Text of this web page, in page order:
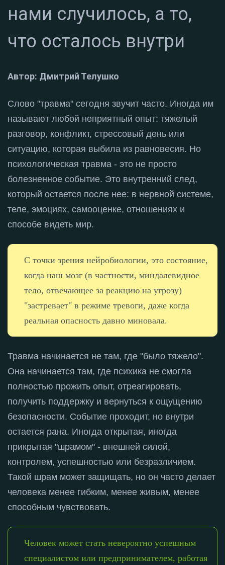
нами случилось, а то,
что осталось внутри
Автор: Дмитрий Телушко
Слово "травма" сегодня звучит часто. Иногда им
называют любой неприятный опыт: тяжелый
разговор, конфликт, стрессовый день или
ситуацию, которая выбила из равновесия. Но
психологическая травма - это не просто
болезненное событие. Это внутренний след,
который остается после нее: в нервной системе,
теле, эмоциях, самооценке, отношениях и
способе видеть мир.
С точки зрения нейробиологии, это состояние,
когда наш мозг (в частности, миндалевидное
тело, отвечающее за реакцию на угрозу)
"застревает" в режиме тревоги, даже когда
реальная опасность давно миновала.
Травма начинается не там, где "было тяжело".
Она начинается там, где психика не смогла
полностью прожить опыт, отреагировать,
получить поддержку и вернуться к ощущению
безопасности. Событие проходит, но внутри
остается рана. Иногда открытая, иногда
прикрытая "шрамом" - внешней силой,
контролем, успешностью или безразличием.
Такой шрам может защищать, но он часто делает
человека менее гибким, менее живым, менее
способным чувствовать.
Человек может стать невероятно успешным
специалистом или предпринимателем, работая